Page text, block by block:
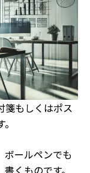
箋もしくはポス
ボールペンでも